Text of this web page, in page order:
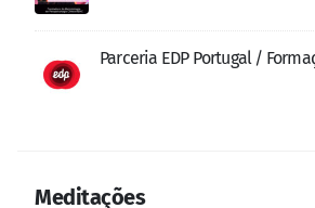
Parceria EDP Portugal /
Meditações